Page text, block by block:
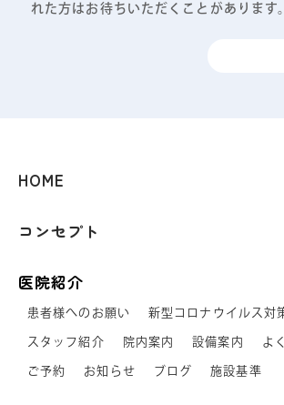
れた方はお待ちいただくことがあります
HOME
コンセプト
医院紹介
患者様へのお願い 新型コロナウイルス対
スタッフ紹介 院内案内 設備案内 よ
ご予約 お知らせ ブログ 施設基準